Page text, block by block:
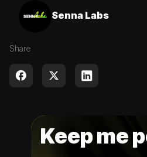
Senna Labs
Share
Keep me